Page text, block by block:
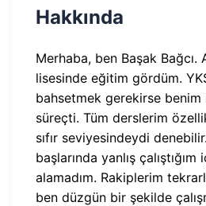
Hakkında
Merhaba, ben Başak Bağcı.
lisesinde eğitim gördüm.
bahsetmek gerekirse
süreçti. Tüm derslerim
sıfır seviyesindeydi
başlarında yanlış
alamadım. Rakiplerim
ben düzgün bir şekilde